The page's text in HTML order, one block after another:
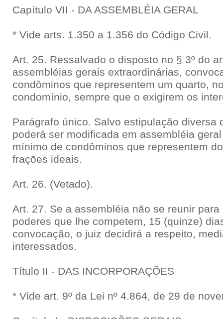
Capítulo VII - DA ASSEMBLÉIA GERAL
* Vide arts. 1.350 a 1.356 do Código Civil.
Art. 25. Ressalvado o disposto no § 3º do
assembléias gerais extraordinárias,
condôminos que representem um quarto,
condomínio, sempre que o exigirem os
Parágrafo único. Salvo estipulação diversa
poderá ser modificada em assembléia
mínimo de condôminos que representem
frações ideais.
Art. 26. (Vetado).
Art. 27. Se a assembléia não se reunir
poderes que lhe competem, 15 (quinze)
convocação, o juiz decidirá a respeito,
interessados.
Título II - DAS INCORPORAÇÕES
* Vide art. 9º da Lei nº 4.864, de 29 de